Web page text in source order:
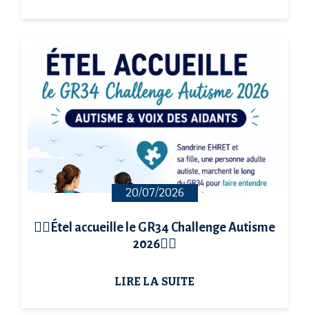
20/07/2026
🚶‍♀️Étel accueille le GR34 Challenge Autisme
2026🚶‍♀️
LIRE LA SUITE